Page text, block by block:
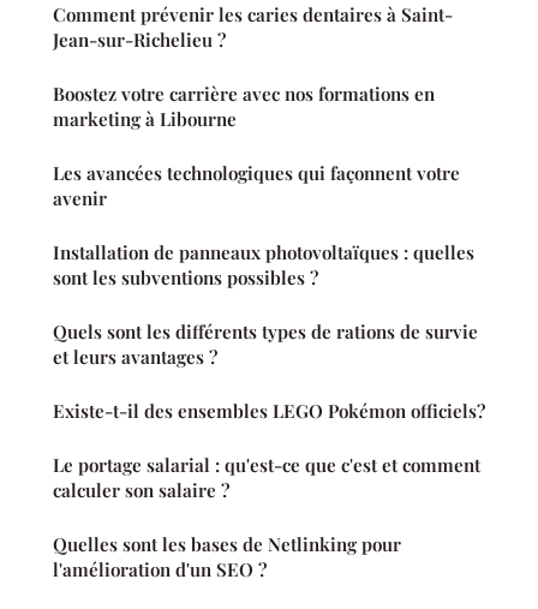
Comment prévenir les caries dentaires à Saint-
Jean-sur-Richelieu ?
Boostez votre carrière avec nos formations en
marketing à Libourne
Les avancées technologiques qui façonnent votre
avenir
Installation de panneaux photovoltaïques : quelles
sont les subventions possibles ?
Quels sont les différents types de rations de survie
et leurs avantages ?
Existe-t-il des ensembles LEGO Pokémon officiels?
Le portage salarial : qu'est-ce que c'est et comment
calculer son salaire ?
Quelles sont les bases de Netlinking pour
l'amélioration d'un SEO ?